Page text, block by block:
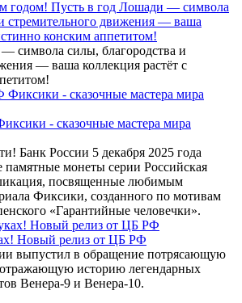
годом! Пусть в год Лошади — символа
стремительного движения — ваша
конским аппетитом!
символа силы, благородства и
— ваша коллекция растёт с
- сказочные мастера мира
Банк России 5 декабря 2025 года
памятные монеты серии Российская
посвященные любимым
Фиксики, созданного по мотивам
«Гарантийные человечки».
Новый релиз от ЦБ РФ
выпустил в обращение потрясающую
историю легендарных
Венера-9 и Венера-10.